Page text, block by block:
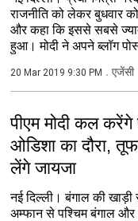
राजनीति को लेकर बुधवार
और कहा कि इससे सबसे
हुआ। मोदी ने अपने ब्लॉग
20 Mar 2019 9:30 PM एजेंसी
पीएम मोदी कल
ओडिशा का दौरा,
लेंगे जायजा
नई दिल्ली। बंगाल की
अम्फान से पश्चिम बंगाल और